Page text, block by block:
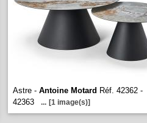
Astre - Antoine Motard Réf. 42362 -
42363
... [1 image(s)]